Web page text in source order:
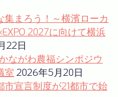
集まろう！～横濱ローカ
2027に向けて横浜
22日
ながわ農福シンポジウ
室 2026年5月20日
宣言制度が21都市で始